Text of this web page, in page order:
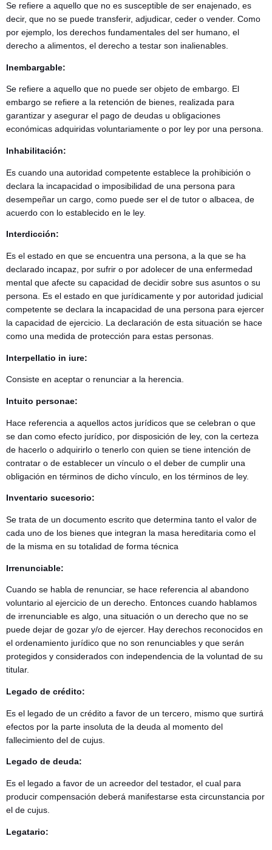
Se refiere a aquello que no es susceptible de ser enajenado, es
decir, que no se puede transferir, adjudicar, ceder o vender. Como
por ejemplo, los derechos fundamentales del ser humano, el
derecho a alimentos, el derecho a testar son inalienables.
Inembargable:
Se refiere a aquello que no puede ser objeto de embargo. El
embargo se refiere a la retención de bienes, realizada para
garantizar y asegurar el pago de deudas u obligaciones
económicas adquiridas voluntariamente o por ley por una persona.
Inhabilitación:
Es cuando una autoridad competente establece la prohibición o
declara la incapacidad o imposibilidad de una persona para
desempeñar un cargo, como puede ser el de tutor o albacea, de
acuerdo con lo establecido en le ley.
Interdicción:
Es el estado en que se encuentra una persona, a la que se ha
declarado incapaz, por sufrir o por adolecer de una enfermedad
mental que afecte su capacidad de decidir sobre sus asuntos o su
persona. Es el estado en que jurídicamente y por autoridad judicial
competente se declara la incapacidad de una persona para ejercer
la capacidad de ejercicio. La declaración de esta situación se hace
como una medida de protección para estas personas.
Interpellatio in iure:
Consiste en aceptar o renunciar a la herencia.
Intuito personae:
Hace referencia a aquellos actos jurídicos que se celebran o que
se dan como efecto jurídico, por disposición de ley, con la certeza
de hacerlo o adquirirlo o tenerlo con quien se tiene intención de
contratar o de establecer un vínculo o el deber de cumplir una
obligación en términos de dicho vínculo, en los términos de ley.
Inventario sucesorio:
Se trata de un documento escrito que determina tanto el valor de
cada uno de los bienes que integran la masa hereditaria como el
de la misma en su totalidad de forma técnica
Irrenunciable:
Cuando se habla de renunciar, se hace referencia al abandono
voluntario al ejercicio de un derecho. Entonces cuando hablamos
de irrenunciable es algo, una situación o un derecho que no se
puede dejar de gozar y/o de ejercer. Hay derechos reconocidos en
el ordenamiento jurídico que no son renunciables y que serán
protegidos y considerados con independencia de la voluntad de su
titular.
Legado de crédito:
Es el legado de un crédito a favor de un tercero, mismo que surtirá
efectos por la parte insoluta de la deuda al momento del
fallecimiento del de cujus.
Legado de deuda:
Es el legado a favor de un acreedor del testador, el cual para
producir compensación deberá manifestarse esta circunstancia por
el de cujus.
Legatario: